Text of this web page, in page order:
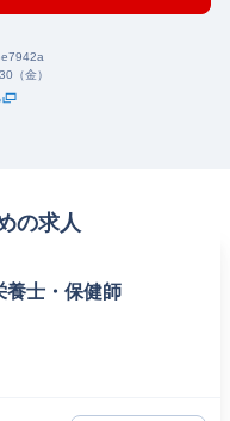
（金）
の求人
養士・保健師